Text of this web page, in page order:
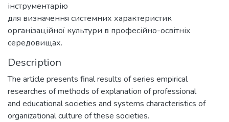
інструментарію
для визначення системних характеристик
організаційної культури в професійно-освітніх
середовищах.
Description
The article presents final results of series empirical
researches of methods of explanation of professional
and educational societies and systems characteristics of
organizational culture of these societies.